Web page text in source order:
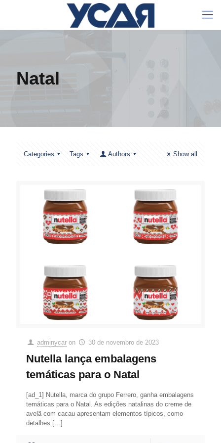
Natal
Categories Tags Authors Show all
adminycar on 30 de novembro de 2023
Nutella lança embalagens
temáticas para o Natal
[ad_1] Nutella, marca do grupo Ferrero, ganha embalagens
temáticas para o Natal. As edições natalinas do creme de
avelã com cacau apresentam elementos típicos, como
detalhes […]